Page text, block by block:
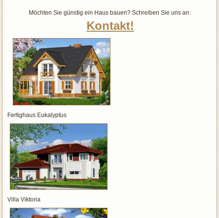
Möchten Sie günstig ein Haus bauen? Schreiben Sie uns an:
Kontakt!
Fertighaus Eukalyptus
Villa Viktoria